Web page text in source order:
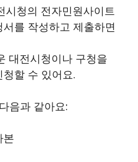
시청의 전자민원사이트
를 작성하고 제출하면
대전시청이나 구청을
할 수 있어요.
음과 같아요:
본